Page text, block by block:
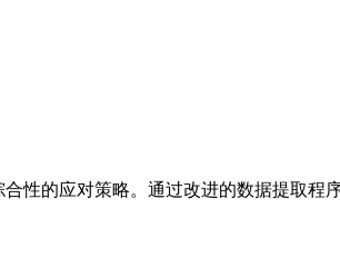
性的应对策略。通过改进的数据提取